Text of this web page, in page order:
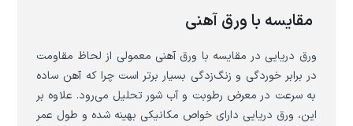
مقایسه با ورق آهنی
ورق دریایی در مقایسه با ورق آهنی معمولی از لحاظ مقاومت
در برابر خوردگی و زنگ‌زدگی بسیار برتر است چرا که آهن ساده
به سرعت در معرض رطوبت و آب شور تحلیل می‌رود. علاوه بر
این، ورق دریایی دارای خواص مکانیکی بهینه شده و طول عمر